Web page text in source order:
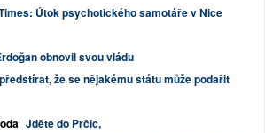
Útok psychotického samotáře v Nice
obnovil svou vládu
že se nějakému státu může podařit
Jděte do Prčic,